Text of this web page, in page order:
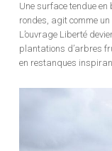
Une surface tendue en
rondes, agit comme
L’ouvrage Liberté
plantations d’arbres
en restanques